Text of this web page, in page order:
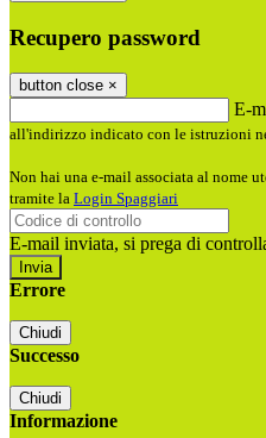
Recupero password
button close ×
E-
all'indirizzo indicato con le istruzioni
Non hai una e-mail associata al nome
tramite la Login Spaggiari
E-mail inviata, si prega di
Errore
Chiudi
Successo
Chiudi
Informazione